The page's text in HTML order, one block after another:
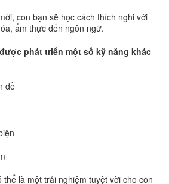
con bạn sẽ học cách thích nghi với
ẩm thực đến ngôn ngữ.
phát triển một số kỹ năng khác
đề
là một trải nghiệm tuyệt vời cho con